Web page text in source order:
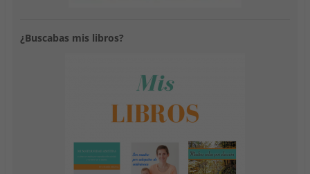
¿Buscabas mis libros?